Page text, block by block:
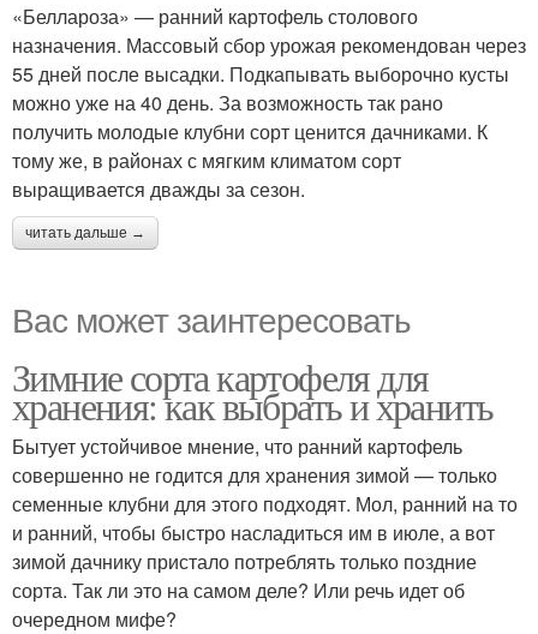
«Беллароза» — ранний картофель столового
назначения. Массовый сбор урожая рекомендован через
55 дней после высадки. Подкапывать выборочно кусты
можно уже на 40 день. За возможность так рано
получить молодые клубни сорт ценится дачниками. К
тому же, в районах с мягким климатом сорт
выращивается дважды за сезон.
читать дальше →
Вас может заинтересовать
Зимние сорта картофеля для
хранения: как выбрать и хранить
Бытует устойчивое мнение, что ранний картофель
совершенно не годится для хранения зимой — только
семенные клубни для этого подходят. Мол, ранний на то
и ранний, чтобы быстро насладиться им в июле, а вот
зимой дачнику пристало потреблять только поздние
сорта. Так ли это на самом деле? Или речь идет об
очередном мифе?